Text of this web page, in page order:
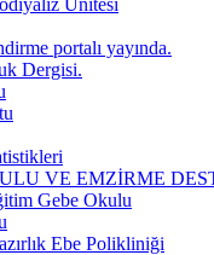
portalı yayında.
Dergisi.
VE EMZİRME
Gebe Okulu
Ebe Polikliniği